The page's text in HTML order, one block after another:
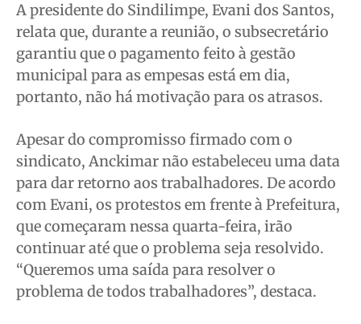
Termos de Uso
Privacidade
Termos de Uso
Privacidade
Termos de Uso
Privacidade
Termos de Uso
Privacidade
A presidente do Sindilimpe, Evani dos Santos,
relata que, durante a reunião, o subsecretário
garantiu que o pagamento feito à gestão
municipal para as empesas está em dia,
portanto, não há motivação para os atrasos.
Apesar do compromisso firmado com o
sindicato, Anckimar não estabeleceu uma data
para dar retorno aos trabalhadores. De acordo
com Evani, os protestos em frente à Prefeitura,
que começaram nessa quarta-feira, irão
continuar até que o problema seja resolvido.
“Queremos uma saída para resolver o
problema de todos trabalhadores”, destaca.